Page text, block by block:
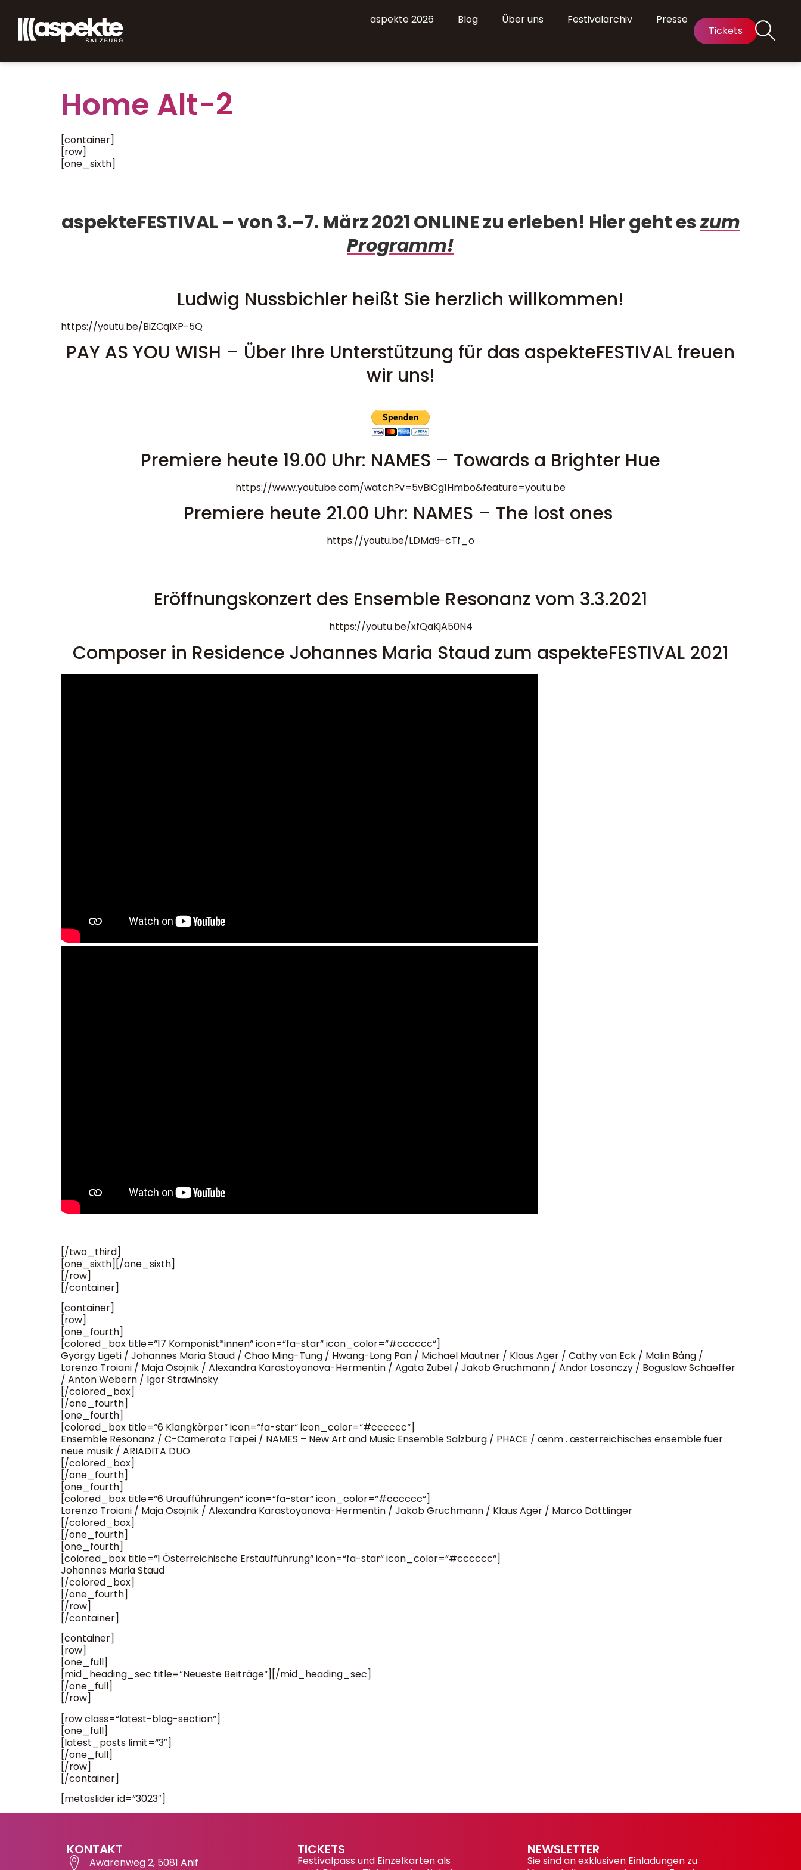
aspekte 2026 Blog Über uns Festivalarchiv
Presse
Tickets
Home Alt-2
[container]
[row]
[one_sixth]
aspekteFESTIVAL – von 3.–7. März 2021 ONLINE zu erleben! Hier geht eszum
Programm!
Ludwig Nussbichler heißt Sie herzlich willkommen!
https://youtu.be/BiZCqIXP-5Q
PAY AS YOU WISH – Über Ihre Unterstützung für das aspekteFESTIVAL freuen
wir uns!
Premiere heute 19.00 Uhr: NAMES – Towards a Brighter Hue
https://www.youtube.com/watch?v=5vBiCg1Hmbo&feature=youtu.be
Premiere heute 21.00 Uhr: NAMES – The lost ones
https://youtu.be/LDMa9-cTf_o
Eröffnungskonzert des Ensemble Resonanz vom 3.3.2021
https://youtu.be/xfQaKjA50N4
Composer in Residence Johannes Maria Staud zum aspekteFESTIVAL 2021
[/two_third]
[one_sixth][/one_sixth]
[/row]
[/container]
[container]
[row]
[one_fourth]
[colored_box title=“17 Komponist*innen“ icon=“fa-star“ icon_color=“#cccccc“]
György Ligeti / Johannes Maria Staud / Chao Ming-Tung / Hwang-Long Pan / Michael Mautner / Klaus Ager / Cathy van Eck / Malin Bång /
Lorenzo Troiani / Maja Osojnik / Alexandra Karastoyanova-Hermentin / Agata Zubel / Jakob Gruchmann / Andor Losonczy / Boguslaw Schaeffer
/ Anton Webern / Igor Strawinsky
[/colored_box]
[/one_fourth]
[one_fourth]
[colored_box title=“6 Klangkörper“ icon=“fa-star“ icon_color=“#cccccc“]
Ensemble Resonanz / C-Camerata Taipei / NAMES – New Art and Music Ensemble Salzburg / PHACE / œnm . œsterreichisches ensemble fuer
neue musik / ARIADITA DUO
[/colored_box]
[/one_fourth]
[one_fourth]
[colored_box title=“6 Uraufführungen“ icon=“fa-star“ icon_color=“#cccccc“]
Lorenzo Troiani / Maja Osojnik / Alexandra Karastoyanova-Hermentin / Jakob Gruchmann / Klaus Ager / Marco Döttlinger
[/colored_box]
[/one_fourth]
[one_fourth]
[colored_box title=“1 Österreichische Erstaufführung“ icon=“fa-star“ icon_color=“#cccccc“]
Johannes Maria Staud
[/colored_box]
[/one_fourth]
[/row]
[/container]
[container]
[row]
[one_full]
[mid_heading_sec title=“Neueste Beiträge“][/mid_heading_sec]
[/one_full]
[/row]
[row class=“latest-blog-section“]
[one_full]
[latest_posts limit=“3″]
[/one_full]
[/row]
[/container]
[metaslider id=“3023″]
KONTAKT
Awarenweg 2, 5081 Anif
TICKETS
Festivalpass und Einzelkarten als
NEWSLETTER
Sie sind an exklusiven Einladungen zu